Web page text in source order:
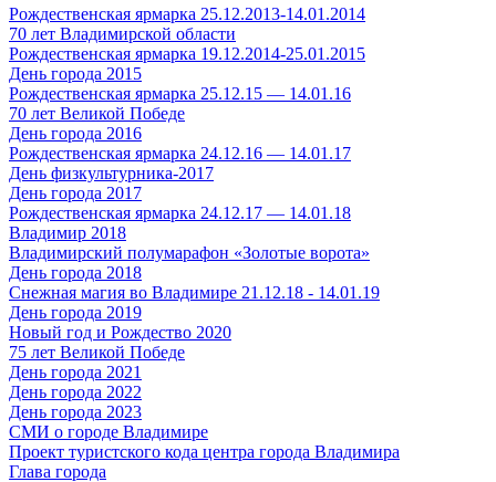
Рождественская ярмарка 25.12.2013-14.01.2014
70 лет Владимирской области
Рождественская ярмарка 19.12.2014-25.01.2015
День города 2015
Рождественская ярмарка 25.12.15 — 14.01.16
70 лет Великой Победе
День города 2016
Рождественская ярмарка 24.12.16 — 14.01.17
День физкультурника-2017
День города 2017
Рождественская ярмарка 24.12.17 — 14.01.18
Владимир 2018
Владимирский полумарафон «Золотые ворота»
День города 2018
Снежная магия во Владимире 21.12.18 - 14.01.19
День города 2019
Новый год и Рождество 2020
75 лет Великой Победе
День города 2021
День города 2022
День города 2023
СМИ о городе Владимире
Проект туристского кода центра города Владимира
Глава города